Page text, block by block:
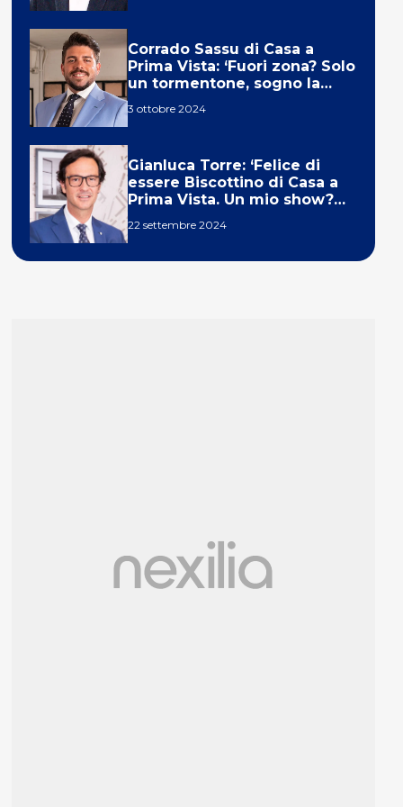
Corrado Sassu di Casa a
Prima Vista: ‘Fuori zona? Solo
un tormentone, sogno la
3 ottobre 2024
Gianluca Torre: ‘Felice di
essere Biscottino di Casa a
Prima Vista. Un mio show?
22 settembre 2024